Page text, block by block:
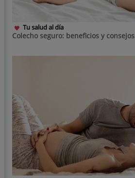
Tu salud al día
Colecho seguro: beneficios y consejos